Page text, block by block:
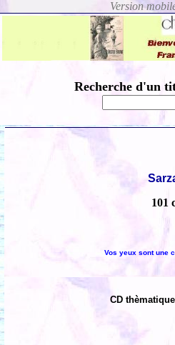
Recherche d'un
101
Vos yeux sont une
CD